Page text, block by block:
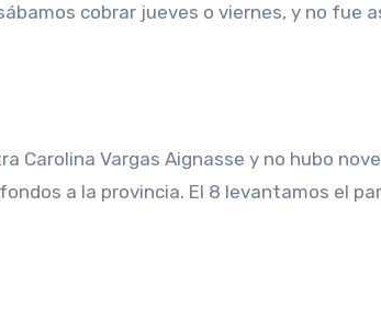
cobrar jueves o viernes, y no fue
Carolina Vargas Aignasse y no hubo
a la provincia. El 8 levantamos el